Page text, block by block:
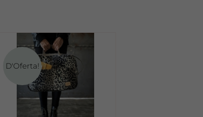
D'Oferta!